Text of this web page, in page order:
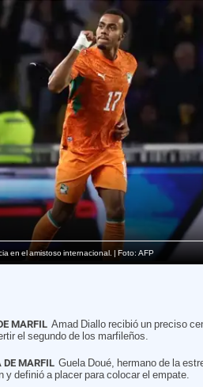
en el amistoso internacional. | Foto: AFP
MARFIL Amad Diallo recibió un preciso
el segundo de los marfileños.
DE MARFIL Guela Doué, hermano de la
y definió a placer para colocar el empate.